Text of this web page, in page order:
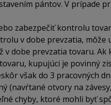
pántov. V prípade
zabezpečiť kontrolu
v dobe prevzatia, môže
v dobe prevzatia tovaru. Ak
kupujúci je povinný
však do 3 pracovných
(navŕtané otvory na
chyby, ktoré mohli byť